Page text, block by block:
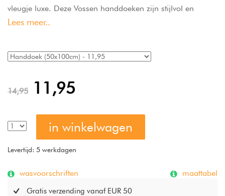
vleugje luxe. Deze Vossen handdoeken zijn stijlvol en
elegant, een echte blikvanger. Dankzij de innovatieve
door een bijzonder zacht gevoel en een hoog
absorptievermogen. Kwaliteit: ca. 600 g / m²
Lees meer..
14,95 11,95
in winkelwagen
Levertijd: 5 werkdagen
wasvoorschriften maattabel
Gratis verzending vanaf EUR 50